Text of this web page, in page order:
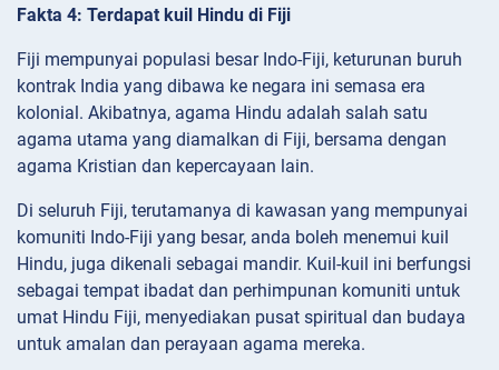
Fakta 4: Terdapat kuil Hindu di Fiji
Fiji mempunyai populasi besar Indo-Fiji, keturunan buruh
kontrak India yang dibawa ke negara ini semasa era
kolonial. Akibatnya, agama Hindu adalah salah satu
agama utama yang diamalkan di Fiji, bersama dengan
agama Kristian dan kepercayaan lain.
Di seluruh Fiji, terutamanya di kawasan yang mempunyai
komuniti Indo-Fiji yang besar, anda boleh menemui kuil
Hindu, juga dikenali sebagai mandir. Kuil-kuil ini berfungsi
sebagai tempat ibadat dan perhimpunan komuniti untuk
umat Hindu Fiji, menyediakan pusat spiritual dan budaya
untuk amalan dan perayaan agama mereka.